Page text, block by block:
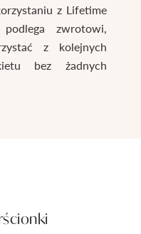
z Lifetime
zwrotowi,
z kolejnych
bez żadnych